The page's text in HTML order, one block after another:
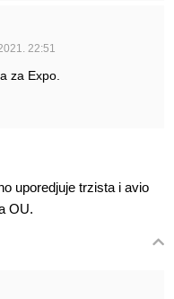
22:51
za Expo.
uporedjuje trzista i avio
OU.